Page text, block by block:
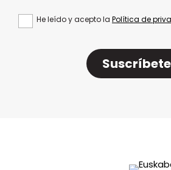
He leído y acepto la Política de
Suscríbete